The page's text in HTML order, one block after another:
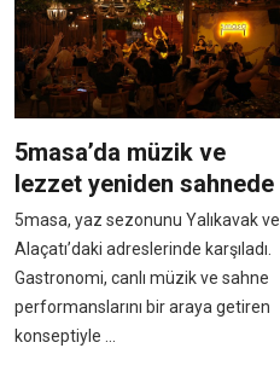
5masa’da müzik ve
lezzet yeniden sahnede
5masa, yaz sezonunu Yalıkavak ve
Alaçatı’daki adreslerinde karşıladı.
Gastronomi, canlı müzik ve sahne
performanslarını bir araya getiren
konseptiyle ...